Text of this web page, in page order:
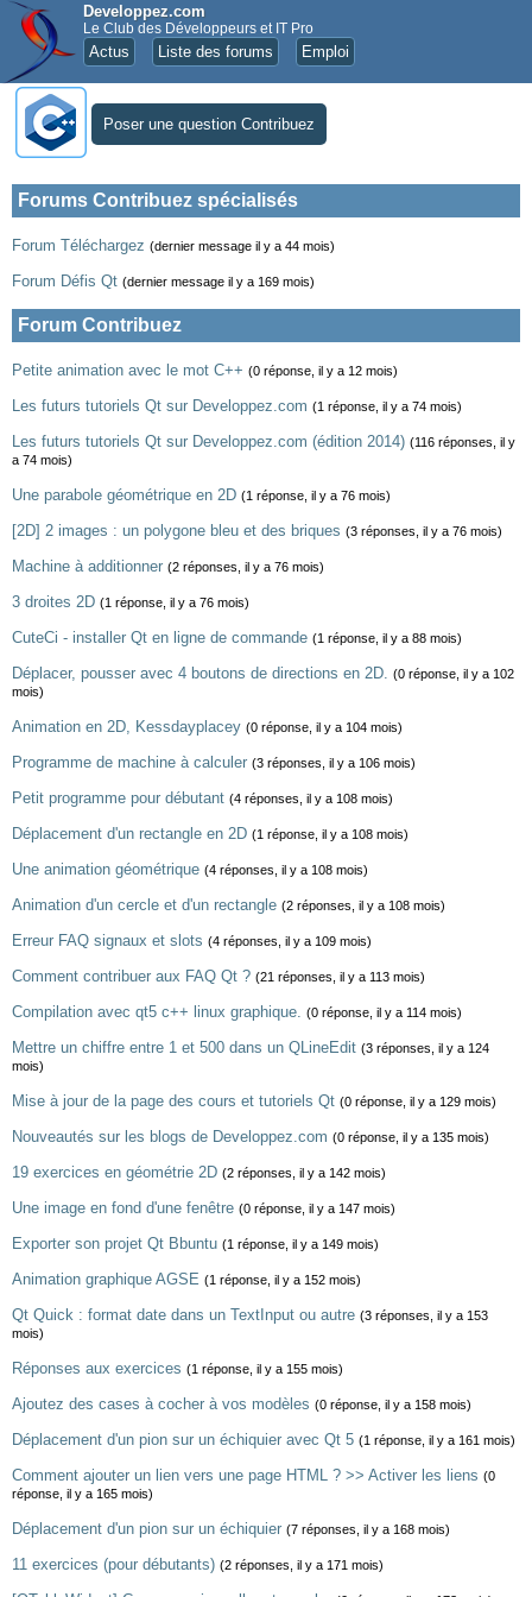
Developpez.com
Le Club des Développeurs et IT Pro
Actus Liste des forums Emploi
Poser une question Contribuez
Forums Contribuez spécialisés
Forum Téléchargez (dernier message il y a 44 mois)
Forum Défis Qt (dernier message il y a 169 mois)
Forum Contribuez
Petite animation avec le mot C++ (0 réponse, il y a 12 mois)
Les futurs tutoriels Qt sur Developpez.com (1 réponse, il y a 74 mois)
Les futurs tutoriels Qt sur Developpez.com (édition 2014) (116 réponses, il y
a 74 mois)
Une parabole géométrique en 2D (1 réponse, il y a 76 mois)
[2D] 2 images : un polygone bleu et des briques (3 réponses, il y a 76 mois)
Machine à additionner (2 réponses, il y a 76 mois)
3 droites 2D (1 réponse, il y a 76 mois)
CuteCi - installer Qt en ligne de commande (1 réponse, il y a 88 mois)
Déplacer, pousser avec 4 boutons de directions en 2D. (0 réponse, il y a 102
mois)
Animation en 2D, Kessdayplacey (0 réponse, il y a 104 mois)
Programme de machine à calculer (3 réponses, il y a 106 mois)
Petit programme pour débutant (4 réponses, il y a 108 mois)
Déplacement d'un rectangle en 2D (1 réponse, il y a 108 mois)
Une animation géométrique (4 réponses, il y a 108 mois)
Animation d'un cercle et d'un rectangle (2 réponses, il y a 108 mois)
Erreur FAQ signaux et slots (4 réponses, il y a 109 mois)
Comment contribuer aux FAQ Qt ? (21 réponses, il y a 113 mois)
Compilation avec qt5 c++ linux graphique. (0 réponse, il y a 114 mois)
Mettre un chiffre entre 1 et 500 dans un QLineEdit (3 réponses, il y a 124
mois)
Mise à jour de la page des cours et tutoriels Qt (0 réponse, il y a 129 mois)
Nouveautés sur les blogs de Developpez.com (0 réponse, il y a 135 mois)
19 exercices en géométrie 2D (2 réponses, il y a 142 mois)
Une image en fond d'une fenêtre (0 réponse, il y a 147 mois)
Exporter son projet Qt Bbuntu (1 réponse, il y a 149 mois)
Animation graphique AGSE (1 réponse, il y a 152 mois)
Qt Quick : format date dans un TextInput ou autre (3 réponses, il y a 153
mois)
Réponses aux exercices (1 réponse, il y a 155 mois)
Ajoutez des cases à cocher à vos modèles (0 réponse, il y a 158 mois)
Déplacement d'un pion sur un échiquier avec Qt 5 (1 réponse, il y a 161 mois)
Comment ajouter un lien vers une page HTML ? >> Activer les liens (0
réponse, il y a 165 mois)
Déplacement d'un pion sur un échiquier (7 réponses, il y a 168 mois)
11 exercices (pour débutants) (2 réponses, il y a 171 mois)